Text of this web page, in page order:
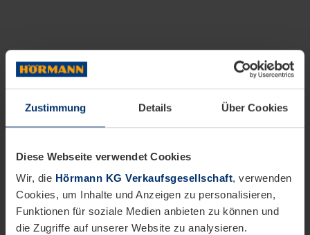
Zustimmung Details Über Cookies
Diese Webseite verwendet Cookies
Wir, die Hörmann KG Verkaufsgesellschaft, verwenden
Cookies, um Inhalte und Anzeigen zu personalisieren,
Funktionen für soziale Medien anbieten zu können und
die Zugriffe auf unserer Website zu analysieren.